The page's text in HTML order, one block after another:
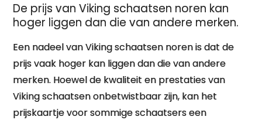
De prijs van Viking schaatsen noren kan
hoger liggen dan die van andere merken.
Een nadeel van Viking schaatsen noren is dat de
prijs vaak hoger kan liggen dan die van andere
merken. Hoewel de kwaliteit en prestaties van
Viking schaatsen onbetwistbaar zijn, kan het
prijskaartje voor sommige schaatsers een